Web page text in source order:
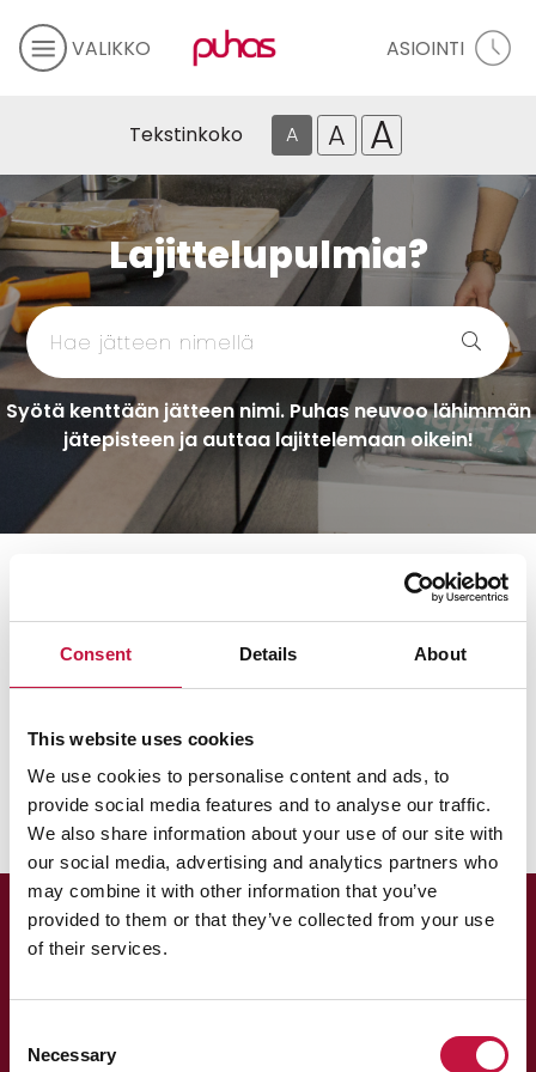
Consent Details About
This website uses cookies
We use cookies to personalise content and ads, to
provide social media features and to analyse our traffic.
We also share information about your use of our site with
our social media, advertising and analytics partners who
may combine it with other information that you’ve
provided to them or that they’ve collected from your use
of their services.
Selection
Necessary
VALIKKO ASIOINTI
Tekstinkoko A A A
Lajittelupulmia?
Syötä kenttään jätteen nimi. Puhas neuvoo lähimmän
jätepisteen ja auttaa lajittelemaan oikein!
Pieni puuesine
Lajittele pienet puuesineet poltettavaan jätteeseen.